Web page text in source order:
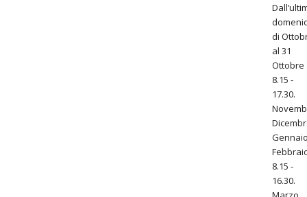
di
al 31
Ottobre
8.15 -
17.30.
8.15 -
16.30.